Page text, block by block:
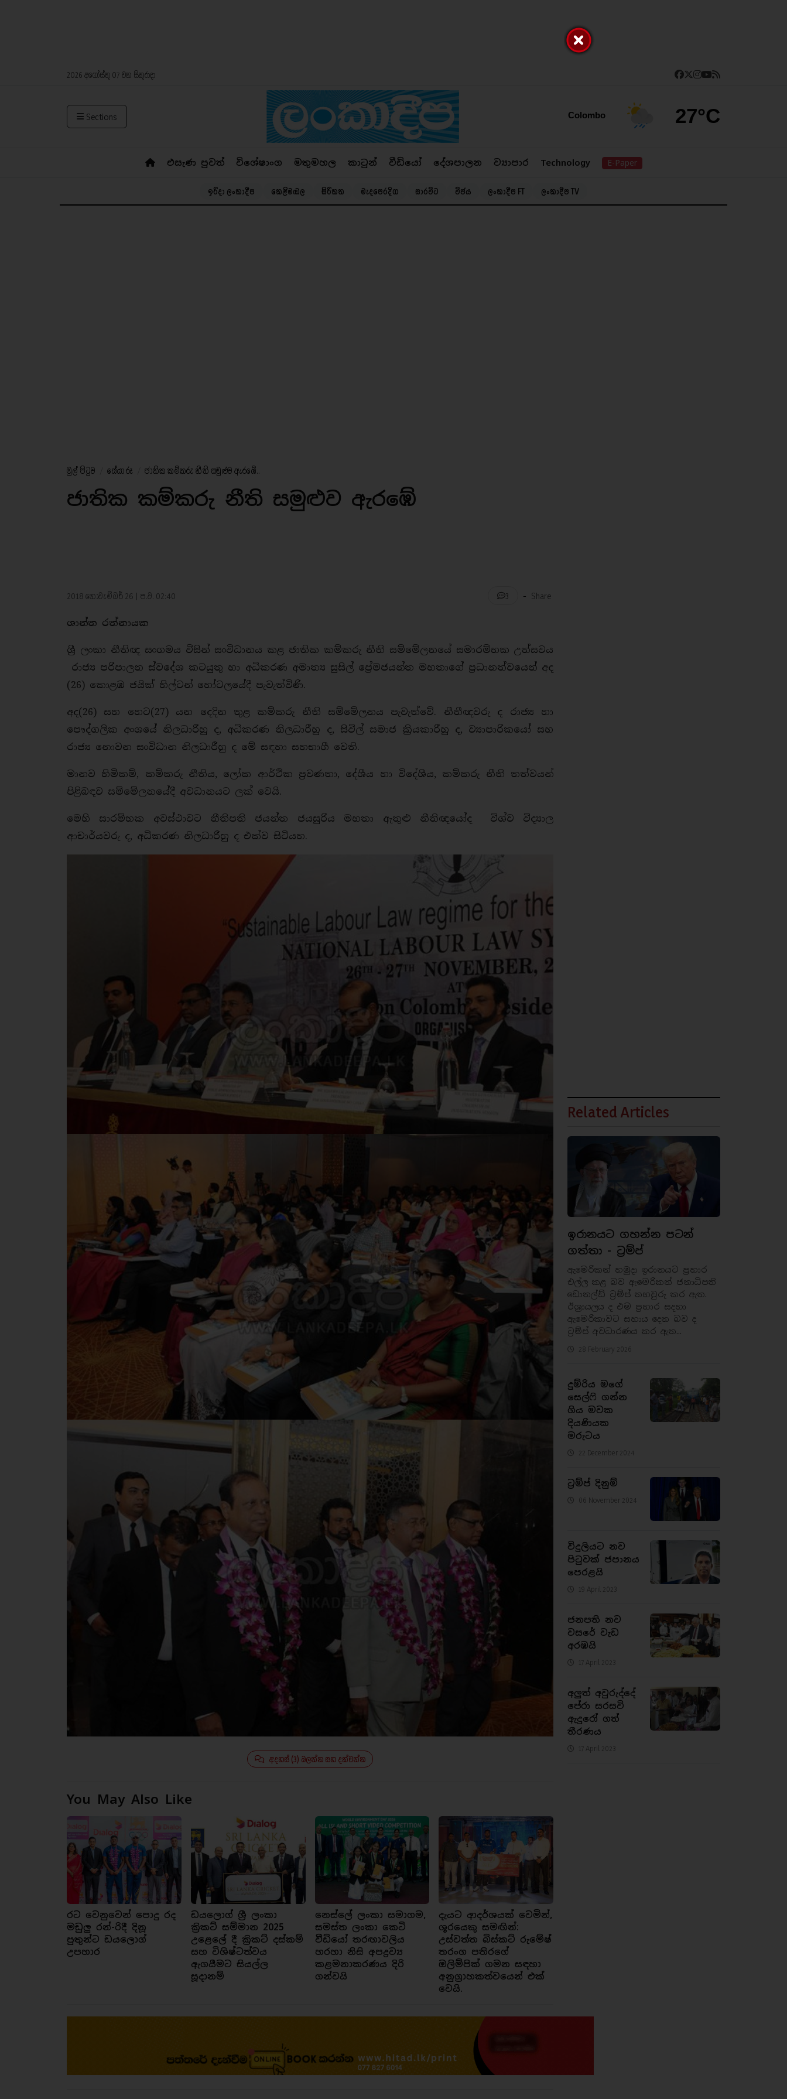
2026 අගෝස්තු 07 වන සිකුරාදා
Sections Colombo 27°C
එසැණ පුවත් විශේෂාංග මතුමහල කාටූන් වීඩියෝ දේශපාලන ව්‍යාපාර Technology E-Paper
ඉරිදා ලංකාදීප කෙළිමඬල සිරිකත මැදපෙරදිග සාරවිට විජය ලංකාදීප FT ලංකාදීප TV
මුල් පිටුව සේයා රූ ජාතික කම්කරු නීති සමුළුව ඇරඹේ..
ජාතික කම්කරු නීති සමුළුව ඇරඹේ
2018 නොවැම්බර් 26 | ප.ව. 02:40 3 - Share
ශාන්ත රත්නායක
ශ්‍රී ලංකා නීතිඥ සංගමය විසින් සංවිධානය කළ ජාතික කම්කරු නීති සම්මේලනයේ සමාරම්භක උත්සවය
රාජ්‍ය පරිපාලන ස්වදේශ කටයුතු හා අධිකරණ අමාත්‍ය සුසිල් ප්‍රේමජයන්ත මහතාගේ ප්‍රධානත්වයෙන් අද
(26) කොළඹ ජයික් හිල්ටන් හෝටලයේදී පැවැත්විණි.
අද(26) සහ හෙට(27) යන දෙදින තුළ කම්කරු නීති සම්මේලනය පැවැත්වේ. නීතීඥවරු ද රාජ්‍ය හා
පෞද්ගලික අංශයේ නිලධාරීහු ද, අධිකරණ නිලධාරීහු ද, සිවිල් සමාජ ක්‍රියකාරීහු ද, ව්‍යාපාරිකයෝ සහ
රාජ්‍ය නොවන සංවිධාන නිලධාරීහු ද මේ සඳහා සහභාගී වෙති.
මානව හිමිකම්, කම්කරු නීතිය, ලෝක ආර්ථික ප්‍රවණතා, දේශීය හා විදේශීය, කම්කරු නීති තත්වයන්
පිළිබඳව සම්මේලනයේදී අවධානයට ලක් වෙයි.
මෙහි සාරම්භක අවස්ථාවට නීතිපති ජයන්ත ජයසුරිය මහතා ඇතුළු නීතිඥයෝද විශ්ව විද්‍යාල
ආචාර්යවරු ද, අධිකරණ නිලධාරීහු ද එක්ව සිටියහ.
අදහස් (3) බලන්න සහ දක්වන්න
You May Also Like
රට වෙනුවෙන් පොදු රද
මඩුලු රන්-රිදී දිනූ
පුතුන්ට ඩයලොග්
උපහාර
ඩයලොග් ශ්‍රී ලංකා
ක්‍රිකට් සම්මාන 2025
උළෙලේ දී ක්‍රිකට් දස්කම්
සහ විශිෂ්ටත්වය
ඇගයීමට සියල්ල
සූදානම්
නෙස්ලේ ලංකා සමාගම,
සමස්ත ලංකා කෙටි
වීඩියෝ තරඟාවලිය
හරහා නිසි අපද්‍රව්‍ය
කළමනාකරණය දිරි
ගන්වයි
දැයට ආදර්ශයක් වෙමින්,
ශූරයෙකු සමඟින්:
උස්වත්ත බිස්කට් රුමේෂ්
තරංග පතිරගේ
ඔලිම්පික් ගමන සඳහා
අනුග්‍රාහකත්වයෙන් එක්
වෙයි.
Related Articles
ඉරානයට ගහන්න පටන්
ගත්තා - ට්‍රම්ප්
ඇමෙරිකන් හමුදා ඉරානයට ප්‍රහාර
එල්ල කළ බව ඇමෙරිකන් ජනාධිපති
ඩොනල්ඩ් ට්‍රම්ප් තහවුරු කර ඇත.
ඊශ්‍රායලය ද එම ප්‍රහාර සදහා
ඇමෙරිකාවට සහාය දෙන බව ද
ට්‍රම්ප් අවධාරණය කර ඇත...
28 February 2026
දුම්රිය මගේ
සෙල්ෆි ගන්න
ගිය මවක
දියණියක
මරුටය
22 December 2024
ට්‍රම්ප් දිනුම්
06 November 2024
විදුලියට නව
පිටුවක් ජපානය
පෙරළයි
19 April 2023
ජනපති නව
වසරේ වැඩ
අරඹයි
17 April 2023
අලුත් අවුරුද්දේ
පේරා සරසවි
ඇදුරෝ ගත්
තීරණය
17 April 2023